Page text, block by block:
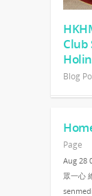
Club
Blog
Page
Aug 28
眾一心